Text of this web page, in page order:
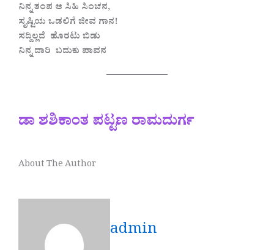
ನಿನ್ನ ತಂಪ ಆ ಸಿಹಿ ಸಿಂಚನ,
ಸೃಷ್ಟಿಯ ಒಡಲಿಗೆ ಜೀವ ಗಾನ!
ಸದ್ದಿಲ್ಲದೆ ಹೊರಟು ಬಿಡು
ನಿನ್ನ ದಾರಿ ಬದುಕು ಪಾವನ
ಡಾ ಶಶಿಕಾಂತ ಪಟ್ಟಣ ರಾಮದುರ್ಗ
About The Author
admin